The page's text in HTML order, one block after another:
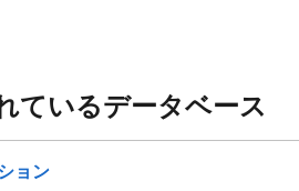
ているデータベース
ョン